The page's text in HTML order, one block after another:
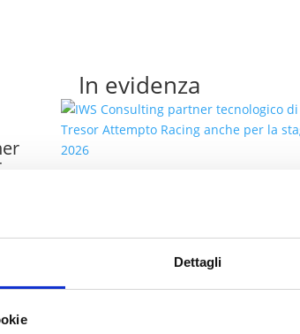
Dettagli
In evidenza
Attempto Racing anche
per la stagione 2026